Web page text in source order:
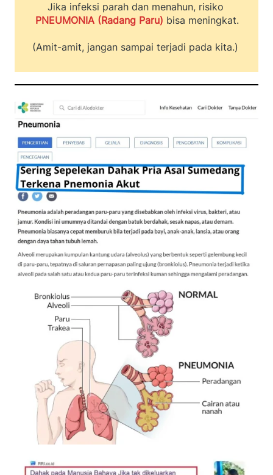
PNEUMONIA (Radang Paru) bisa meningkat.
(Amit-amit, jangan sampai terjadi pada kita.)